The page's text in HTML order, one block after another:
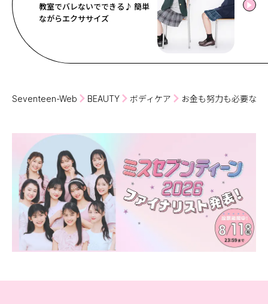
教室でバレないでできる♪ 簡単
ながらエクササイズ
Seventeen-Web BEAUTY ボディケア お金も努力も必要な